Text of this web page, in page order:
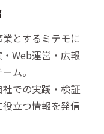
とするミテモに
Web運営・広報
ム。
での実践・検証
立つ情報を発信